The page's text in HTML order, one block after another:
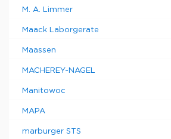
M. A. Limmer
Maack Laborgerate
Maassen
MACHEREY-NAGEL
Manitowoc
MAPA
marburger STS